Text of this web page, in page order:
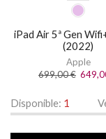
iPad Air 5ª Gen
(2022)
Apple
699,00€
Disponible: 1